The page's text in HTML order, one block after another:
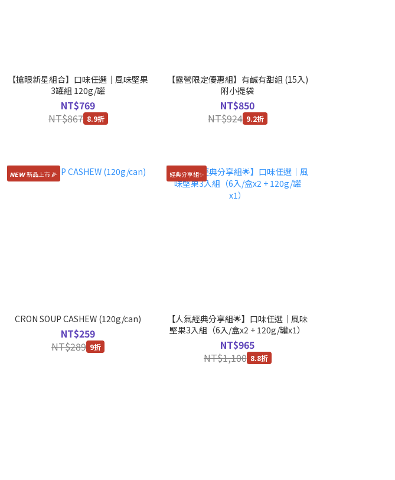
【搶眼新星組合】口味任選｜風味堅果
3罐組 120g/罐
NT$769
NT$867 8.9折
【露營限定優惠組】有鹹有甜組 (15入)
附小提袋
NT$850
NT$924 9.2折
𝙉𝙀𝙒 新品上市 🌽
CRON SOUP CASHEW (120g/can)
NT$259
NT$289 9折
經典分享組✨
【人氣經典分享組🌟】口味任選｜風味
堅果3入組（6入/盒x2 + 120g/罐x1）
NT$965
NT$1,100 8.8折